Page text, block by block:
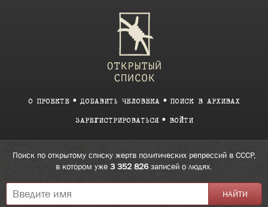
О ПРОЕКТЕ ДОБАВИТЬ ЧЕЛОВЕКА ПОИСК В АРХИВАХ
ЗАРЕГИСТРИРОВАТЬСЯ ВОЙТИ
Поиск по открытому списку жертв политических репрессий в СССР,
в котором уже 3 352 826записей о людях.